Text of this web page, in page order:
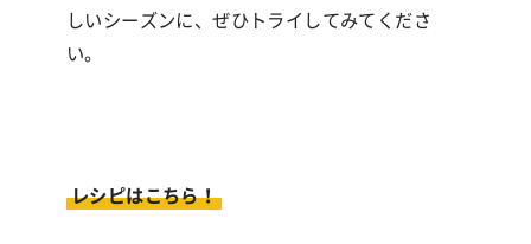
しいシーズンに、ぜひトライしてみてくださ
い。
レシピはこちら！